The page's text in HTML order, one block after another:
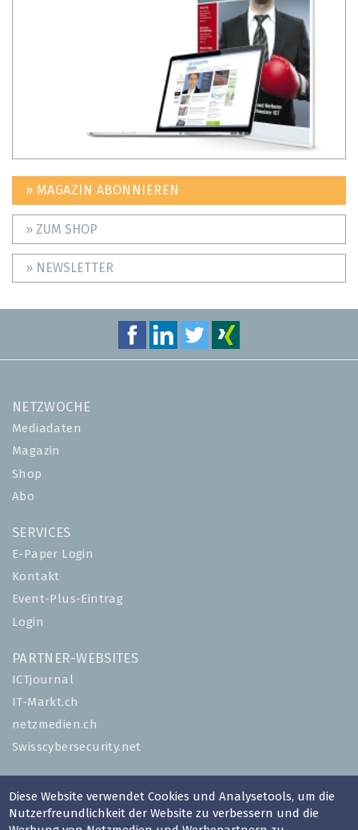
» MAGAZIN ABONNIEREN
» ZUM SHOP
» NEWSLETTER
NETZWOCHE
Mediadaten
Magazin
Shop
Abo
SERVICES
E-Paper Login
Kontakt
Event-Plus-Eintrag
Login
PARTNER-WEBSITES
ICTjournal
IT-Markt.ch
netzmedien.ch
Swisscybersecurity.net
Diese Website verwendet Cookies und Analysetools, um die
Nutzerfreundlichkeit der Website zu verbessern und die